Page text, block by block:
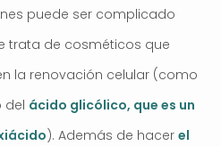
puede ser complicado
trata de cosméticos que
la renovación celular (como
del ácido glicólico, que es un
). Además de hacer el